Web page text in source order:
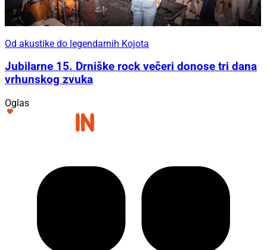
Od akustike do legendarnih Kojota
Jubilarne 15. Drniške rock večeri donose tri dana
vrhunskog zvuka
Oglas